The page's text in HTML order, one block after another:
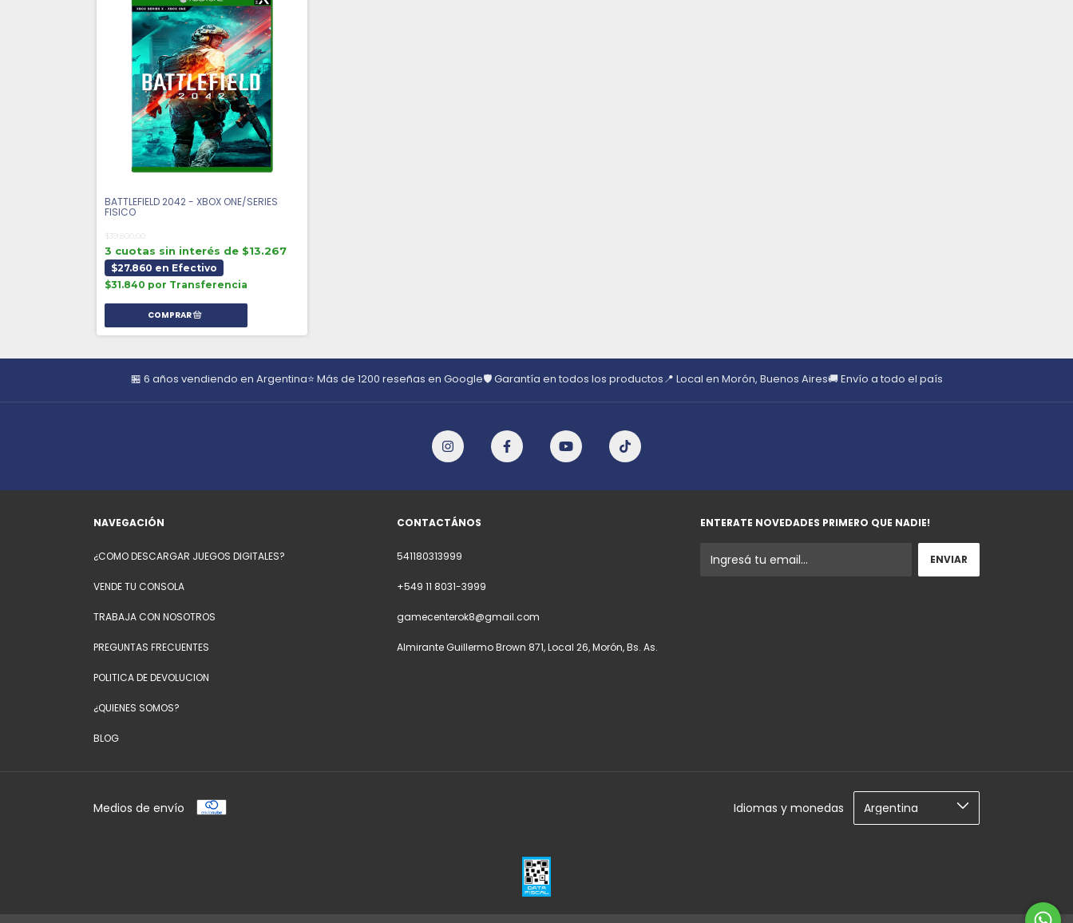
BATTLEFIELD 2042 - XBOX ONE/SERIES
FISICO
$39.800,00
3 cuotas sin interés de $13.267
$27.860 en Efectivo
$31.840 por Transferencia
🏪 6 años vendiendo en Argentina⭐ Más de 1200 reseñas en Google🛡️ Garantía en todos los productos📍 Local en Morón, Buenos Aires🚚 Envío a todo el país
NAVEGACIÓN
¿COMO DESCARGAR JUEGOS DIGITALES?
VENDE TU CONSOLA
TRABAJA CON NOSOTROS
PREGUNTAS FRECUENTES
POLITICA DE DEVOLUCION
¿QUIENES SOMOS?
BLOG
CONTACTÁNOS
541180313999
+549 11 8031-3999
gamecenterok8@gmail.com
Almirante Guillermo Brown 871, Local 26, Morón, Bs. As.
ENTERATE NOVEDADES PRIMERO QUE NADIE!
Medios de envío Idiomas y monedas